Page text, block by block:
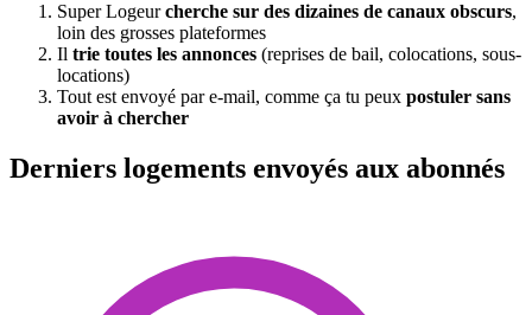
Super Logeurcherche sur des dizaines de canaux obscurs,
loin des grosses plateformes
Il trie toutes les annonces (reprises de bail, colocations, sous-
locations)
Tout est envoyé par e-mail, comme ça tu peux postuler sans
avoir à chercher
Derniers logements envoyés aux abonnés